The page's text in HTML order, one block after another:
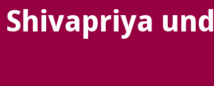
und